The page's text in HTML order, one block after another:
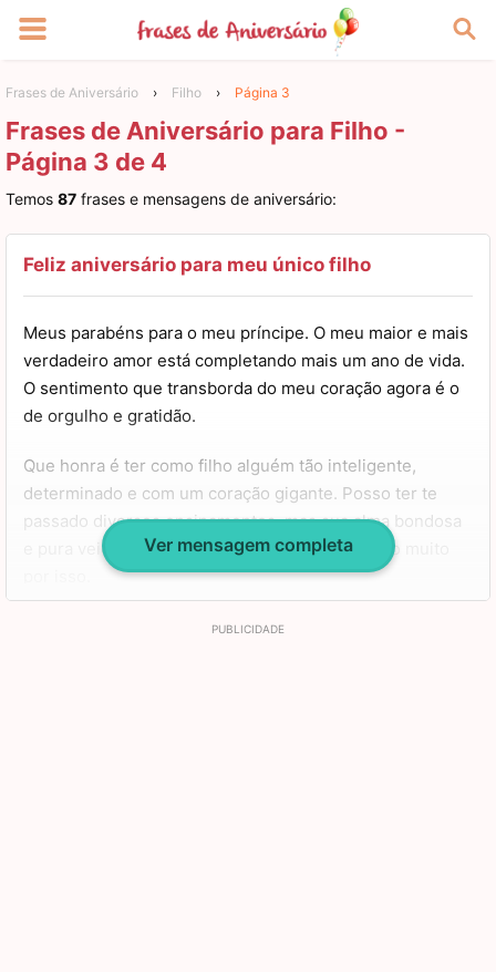
Frases de Aniversário › Filho › Página 3
Frases de Aniversário para Filho -
Página 3 de 4
Temos 87 frases e mensagens de aniversário:
Feliz aniversário para meu único filho
Meus parabéns para o meu príncipe. O meu maior e mais
verdadeiro amor está completando mais um ano de vida.
O sentimento que transborda do meu coração agora é o
de orgulho e gratidão.
Que honra é ter como filho alguém tão inteligente,
determinado e com um coração gigante. Posso ter te
passado diversos ensinamentos, mas sua alma bondosa
e pura veio essencialmente de você, e eu o amo muito
Que seu aniversário seja sempre sinônimo de festa e
Ver mensagem completa